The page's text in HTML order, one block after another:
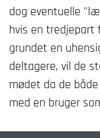
dog eventuelle
hvis en tredjepart
grundet en
deltagere, vil de
mødet da de
med en bruger